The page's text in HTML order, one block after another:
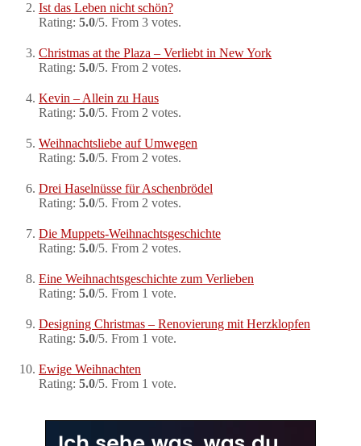
Ist das Leben nicht schön?
Rating: 5.0/5. From 3 votes.
Christmas at the Plaza – Verliebt in New York
Rating: 5.0/5. From 2 votes.
Kevin – Allein zu Haus
Rating: 5.0/5. From 2 votes.
Weihnachtsliebe auf Umwegen
Rating: 5.0/5. From 2 votes.
Drei Haselnüsse für Aschenbrödel
Rating: 5.0/5. From 2 votes.
Die Muppets-Weihnachtsgeschichte
Rating: 5.0/5. From 2 votes.
Eine Weihnachtsgeschichte zum Verlieben
Rating: 5.0/5. From 1 vote.
Designing Christmas – Renovierung mit Herzklopfen
Rating: 5.0/5. From 1 vote.
Ewige Weihnachten
Rating: 5.0/5. From 1 vote.